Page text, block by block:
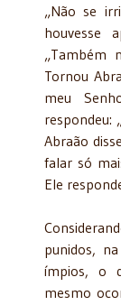
„Não se
houvesse
„Também
Tornou
meu
respondeu:
Abraão
falar só
Ele
punidos,
ímpios, o
mesmo